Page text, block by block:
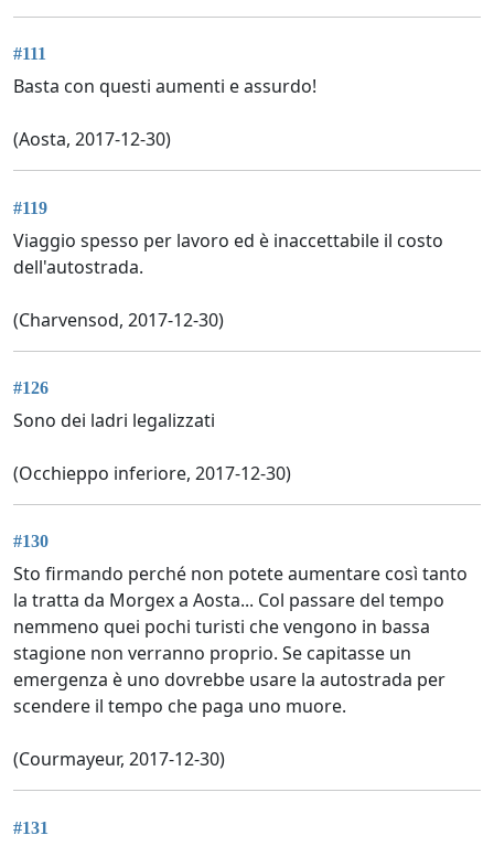
#111
Basta con questi aumenti e assurdo!
(Aosta, 2017-12-30)
#119
Viaggio spesso per lavoro ed è inaccettabile il costo
dell'autostrada.
(Charvensod, 2017-12-30)
#126
Sono dei ladri legalizzati
(Occhieppo inferiore, 2017-12-30)
#130
Sto firmando perché non potete aumentare così tanto
la tratta da Morgex a Aosta... Col passare del tempo
nemmeno quei pochi turisti che vengono in bassa
stagione non verranno proprio. Se capitasse un
emergenza è uno dovrebbe usare la autostrada per
scendere il tempo che paga uno muore.
(Courmayeur, 2017-12-30)
#131